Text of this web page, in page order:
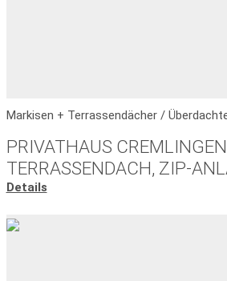
Markisen + Terrassendächer /
PRIVATHAUS
TERRASSENDACH, ZIP-
Details